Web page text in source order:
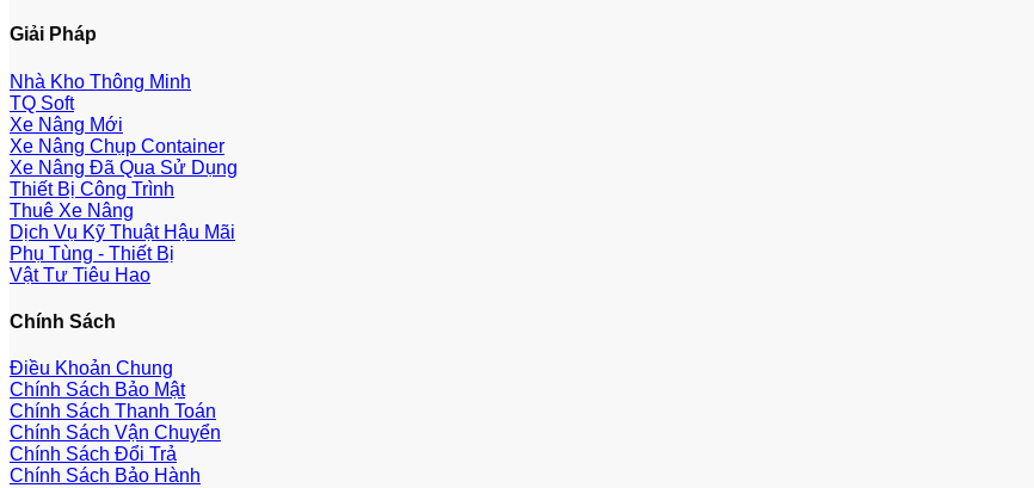
Giải Pháp
Nhà Kho Thông Minh
TQ Soft
Xe Nâng Mới
Xe Nâng Chụp Container
Xe Nâng Đã Qua Sử Dụng
Thiết Bị Công Trình
Thuê Xe Nâng
Dịch Vụ Kỹ Thuật Hậu Mãi
Phụ Tùng - Thiết Bị
Vật Tư Tiêu Hao
Chính Sách
Điều Khoản Chung
Chính Sách Bảo Mật
Chính Sách Thanh Toán
Chính Sách Vận Chuyển
Chính Sách Đổi Trả
Chính Sách Bảo Hành